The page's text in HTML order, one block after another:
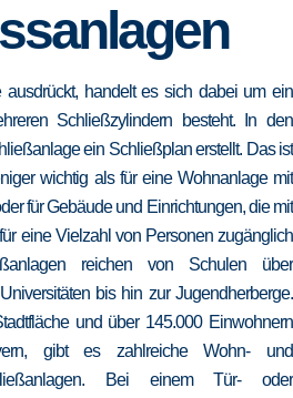
handelt es sich dabei um ein
Schließzylindern besteht. In den
ein Schließplan erstellt. Das ist
wichtig als für eine Wohnanlage mit
für Gebäude und Einrichtungen, die mit
eine Vielzahl von Personen zugänglich
reichen von Schulen über
bis hin zur Jugendherberge.
und über 145.000 Einwohnern
gibt es zahlreiche Wohn- und
Bei einem Tür- oder